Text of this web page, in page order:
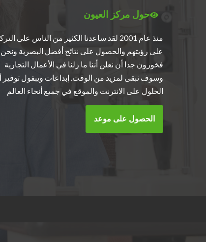
حول مركز العيون
منذ عام 2001 لقد ساعدنا الكثير من الناس على
على رؤيتهم والحصول على نتائج أفضل البصرية ونحن
فخورون جدا أن نعلن أننا ما زلنا في الأعمال التجارية
وسوف نبقى لمزيد من الوقت. إبداعات ويبفول
الحلول على الانترنت والموقع في جميع أنحاء العالم
الحصول على موعد